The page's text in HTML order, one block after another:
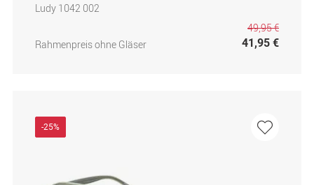
Ludy 1042 002
Rahmenpreis ohne Gläser
49,95 €
41,95 €
-25%